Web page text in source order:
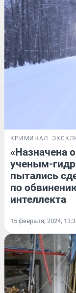
КРИМИНАЛ
«Назначена
ученым-
пытались
по
интеллекта
15 февраля, 2024,